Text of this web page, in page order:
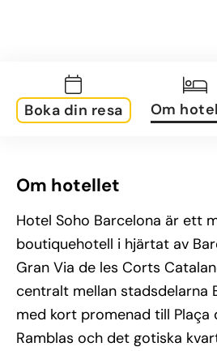
Boka din resa Om
Om hotellet
Hotel Soho Barcelona är ett
boutiquehotell i hjärtat av
Gran Via de les Corts
centralt mellan stadsdelarna
med kort promenad till Plaça
Ramblas och det gotiska